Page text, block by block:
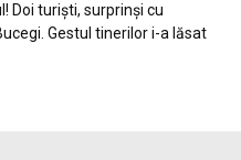
Doi turiști, surprinși cu
Gestul tinerilor i-a lăsat